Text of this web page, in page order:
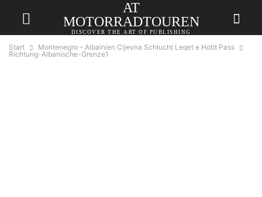
AT
MOTORRADTOUREN
DISCOVER THE ART OF PUBLISHING
Start
Montenegro – Albainien Cijevna Schlucht Leqet e Hotit Pass
Richtung-Albanische-Grenze1